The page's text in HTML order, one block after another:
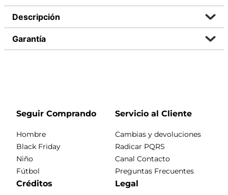
Descripción
Garantía
Seguir Comprando
Hombre
Black Friday
Niño
Fútbol
Servicio al Cliente
Cambias y devoluciones
Radicar PQRS
Canal Contacto
Preguntas Frecuentes
Créditos Legal